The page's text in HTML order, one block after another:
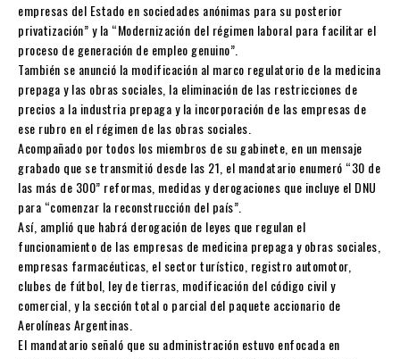
empresas del Estado en sociedades anónimas para su posterior
privatización” y la “Modernización del régimen laboral para facilitar el
proceso de generación de empleo genuino”.
También se anunció la modificación al marco regulatorio de la medicina
prepaga y las obras sociales, la eliminación de las restricciones de
precios a la industria prepaga y la incorporación de las empresas de
ese rubro en el régimen de las obras sociales.
Acompañado por todos los miembros de su gabinete, en un mensaje
grabado que se transmitió desde las 21, el mandatario enumeró “30 de
las más de 300” reformas, medidas y derogaciones que incluye el DNU
para “comenzar la reconstrucción del país”.
Así, amplió que habrá derogación de leyes que regulan el
funcionamiento de las empresas de medicina prepaga y obras sociales,
empresas farmacéuticas, el sector turístico, registro automotor,
clubes de fútbol, ley de tierras, modificación del código civil y
comercial, y la sección total o parcial del paquete accionario de
Aerolíneas Argentinas.
El mandatario señaló que su administración estuvo enfocada en